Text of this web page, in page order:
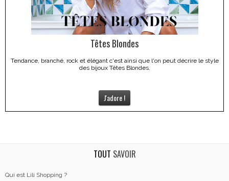
Têtes Blondes
Tendance, branché, rock et élégant c'est ainsi que l'on peut décrire le style
des bijoux Têtes Blondes.
J'adore !
TOUT SAVOIR
Qui est Lili Shopping ?